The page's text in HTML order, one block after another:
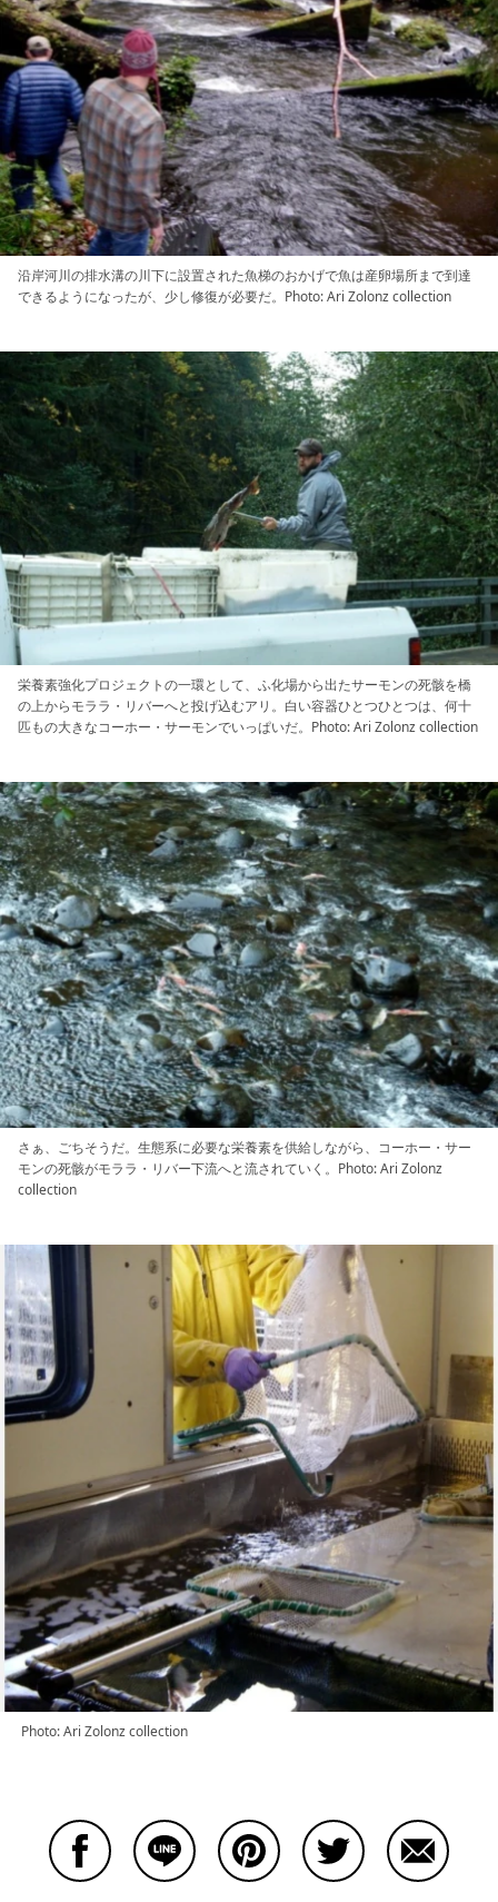
沿岸河川の排水溝の川下に設置された魚梯のおかげで魚は産卵場所まで到達
できるようになったが、少し修復が必要だ。Photo: Ari Zolonz collection
栄養素強化プロジェクトの一環として、ふ化場から出たサーモンの死骸を橋
の上からモララ・リバーへと投げ込むアリ。白い容器ひとつひとつは、何十
匹もの大きなコーホー・サーモンでいっぱいだ。Photo: Ari Zolonz collection
さぁ、ごちそうだ。生態系に必要な栄養素を供給しながら、コーホー・サー
モンの死骸がモララ・リバー下流へと流されていく。Photo: Ari Zolonz
collection
Photo: Ari Zolonz collection